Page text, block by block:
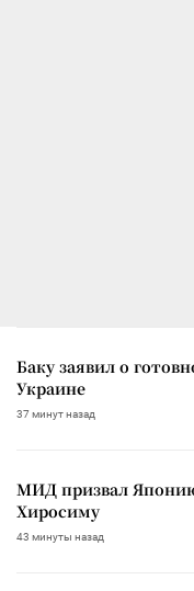
Баку заявил о
Украине
37 минут назад
МИД призвал
Хиросиму
43 минуты назад